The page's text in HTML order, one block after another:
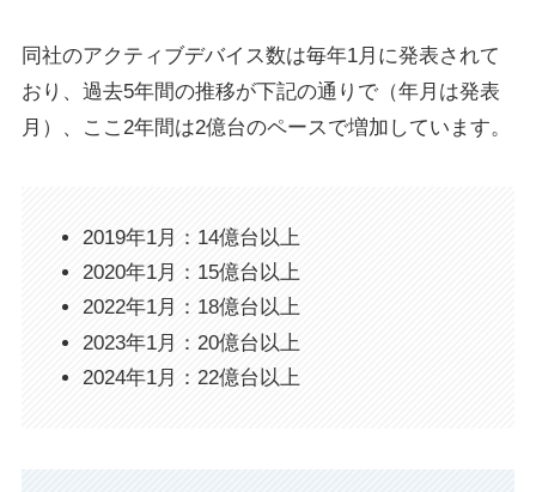
同社のアクティブデバイス数は毎年1月に発表されて
おり、過去5年間の推移が下記の通りで（年月は発表
月）、ここ2年間は2億台のペースで増加しています。
2019年1月：14億台以上
2020年1月：15億台以上
2022年1月：18億台以上
2023年1月：20億台以上
2024年1月：22億台以上